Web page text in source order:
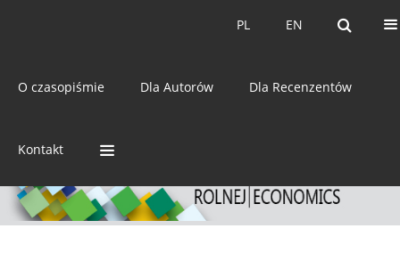
EN
PL EN
PL
O czasopiśmie Dla Autorów Dla Recenzentów
Kontakt
ISSN: 0044-1600